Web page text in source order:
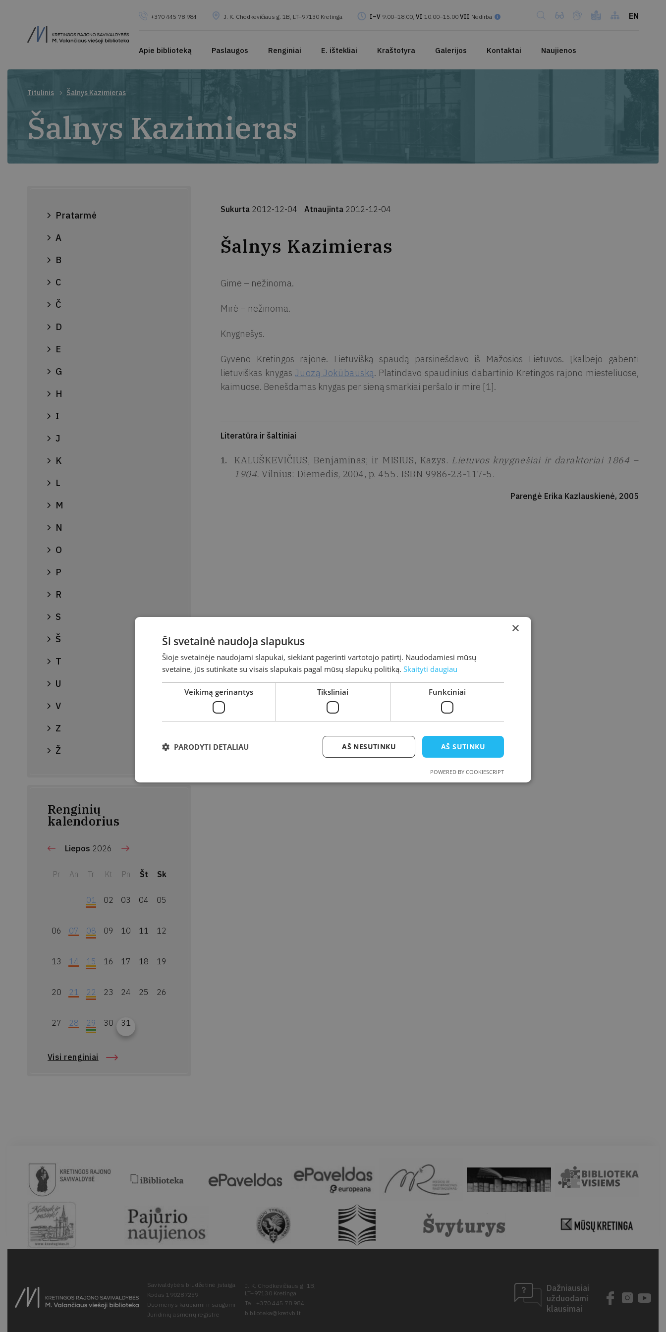
+370 445 78 984 J. K. Chodkevičiaus g. 1B, LT–97130 Kretinga I–V 9.00–18.00, VI 10.00–15.00 VII Nedirba EN
Apie biblioteką Paslaugos Renginiai E. ištekliai Kraštotyra Galerijos Kontaktai Naujienos
Titulinis Šalnys Kazimieras
Šalnys Kazimieras
Pratarmė
A
B
C
Č
D
E
G
H
I
J
K
L
M
N
O
P
R
S
Š
T
U
V
Z
Ž
Renginių
kalendorius
Liepos 2026
Pr An Tr Kt Pn Št Sk
01 02 03 04 05
06 07 08 09 10 11 12
13 14 15 16 17 18 19
20 21 22 23 24 25 26
27 28 29 30 31
Visi renginiai
Sukurta 2012-12-04 Atnaujinta 2012-12-04
Šalnys Kazimieras
Gimė – nežinoma.
Mirė – nežinoma.
Knygnešys.
Gyveno Kretingos rajone. Lietuvišką spaudą parsinešdavo iš Mažosios Lietuvos. Įkalbėjo gabenti
lietuviškas knygasJuozą Jokūbauską. Platindavo spaudinius dabartinio Kretingos rajono miesteliuose,
kaimuose. Benešdamas knygas per sieną smarkiai peršalo ir mirė [1].
Literatūra ir šaltiniai
KALUŠKEVIČIUS, Benjaminas; ir MISIUS, Kazys. Lietuvos knygnešiai ir daraktoriai 1864 –
1904.Vilnius: Diemedis, 2004, p. 455. ISBN 9986-23-117-5.
Parengė Erika Kazlauskienė, 2005
Savivaldybės biudžetinė įstaiga
Kodas 190287259
Duomenys kaupiami ir saugomi
Juridinių asmenų registre
J. K. Chodkevičiaus g. 1B,
LT–97130 Kretinga
Tel. +370 445 78 984
biblioteka@kretvb.lt
Dažniausiai
užduodami
klausimai
×
Ši svetainė naudoja slapukus
Šioje svetainėje naudojami slapukai, siekiant pagerinti vartotojo patirtį. Naudodamiesi mūsų
svetaine, jūs sutinkate su visais slapukais pagal mūsų slapukų politiką. Skaityti daugiau
Veikimą gerinantys Tiksliniai Funkciniai
AŠ SUTINKU
AŠ NESUTINKU
PARODYTI DETALIAU
POWERED BY COOKIESCRIPT